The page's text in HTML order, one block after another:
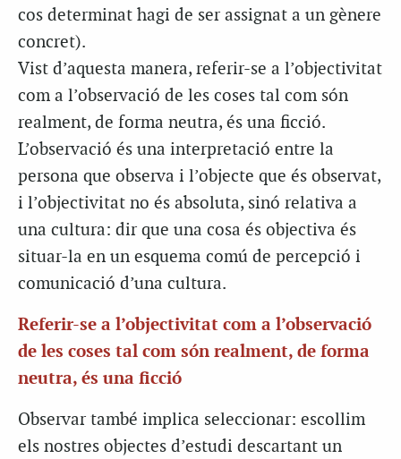
cos determinat hagi de ser assignat a un gènere
concret).
Vist d’aquesta manera, referir-se a l’objectivitat
com a l’observació de les coses tal com són
realment, de forma neutra, és una ficció.
L’observació és una interpretació entre la
persona que observa i l’objecte que és observat,
i l’objectivitat no és absoluta, sinó relativa a
una cultura: dir que una cosa és objectiva és
situar-la en un esquema comú de percepció i
comunicació d’una cultura.
Referir-se a l’objectivitat com a l’observació
de les coses tal com són realment, de forma
neutra, és una ficció
Observar també implica seleccionar: escollim
els nostres objectes d’estudi descartant un